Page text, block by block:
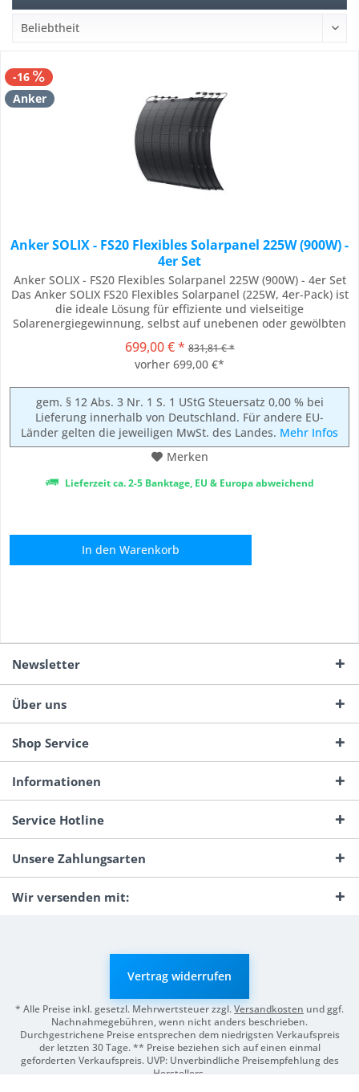
-16
Anker
Anker SOLIX - FS20 Flexibles Solarpanel 225W (900W) -
4er Set
Anker SOLIX - FS20 Flexibles Solarpanel 225W (900W) - 4er Set
Das Anker SOLIX FS20 Flexibles Solarpanel (225W, 4er-Pack) ist
die ideale Lösung für effiziente und vielseitige
Solarenergiegewinnung, selbst auf unebenen oder gewölbten
Gewicht von nur 4,5 kg pro Panel lässt sich das Solarpanel
mühelos an verschiedenen...
699,00 € * 831,81 € *
vorher 699,00 €*
gem. § 12 Abs. 3 Nr. 1 S. 1 UStG Steuersatz 0,00 % bei
Lieferung innerhalb von Deutschland. Für andere EU-
Länder gelten die jeweiligen MwSt. des Landes. Mehr Infos
Merken
Lieferzeit ca. 2-5 Banktage, EU & Europa abweichend
In den Warenkorb
Newsletter
Über uns
Shop Service
Informationen
Service Hotline
Unsere Zahlungsarten
Wir versenden mit:
Vertrag widerrufen
* Alle Preise inkl. gesetzl. Mehrwertsteuer zzgl.Versandkosten und ggf.
Nachnahmegebühren, wenn nicht anders beschrieben.
Durchgestrichene Preise entsprechen dem niedrigsten Verkaufspreis
der letzten 30 Tage. ** Preise beziehen sich auf einen einmal
geforderten Verkaufspreis. UVP: Unverbindliche Preisempfehlung des
Herstellers.